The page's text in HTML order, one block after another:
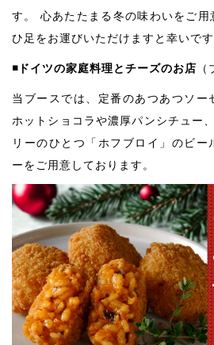
す。 心あたたまる冬の味わいをご
ひ足をお運びいただけますと幸いです
◾️ドイツの家庭料理とチーズのお店
当ブースでは、定番のあつあつソー
ホットショコラや濃厚パンシチュー
リーのひとつ「ホフブロイ」のビー
ーをご用意しております。